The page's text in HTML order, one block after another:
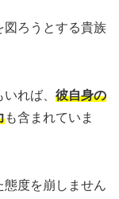
図ろうとする貴族
れば、 彼自身の
も含まれていま
態度を崩しません